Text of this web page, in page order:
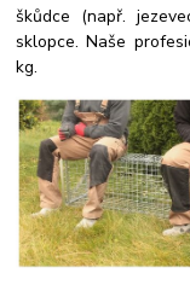
škůdce (např.
sklopce. Naše
kg.